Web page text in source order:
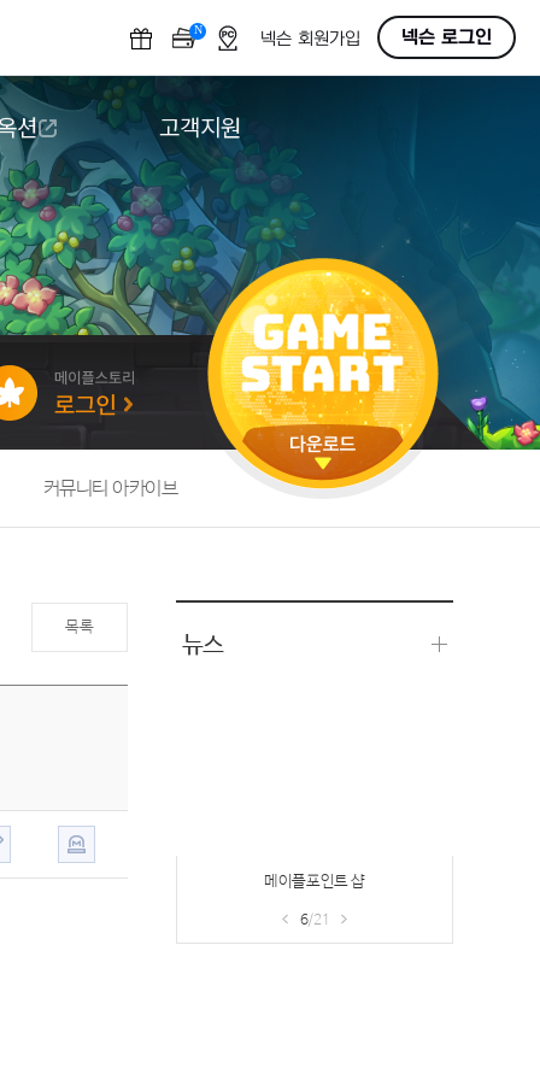
N OFF넥슨 회원가입 넥슨 로그인
션
션
고객지원
다운로드
도움말/1:1문의
버그악용/불법프로그램 신고
게임 접근성
커뮤니티 아카이브
목록
뉴스
메이플포인트 샵
6/21